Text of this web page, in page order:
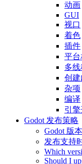
动画
GUI
视口
着色
插件
平台
多线
创建
杂项
编译
引
Godot 发布策略
Godot 版本
发布支持
Which
Should I